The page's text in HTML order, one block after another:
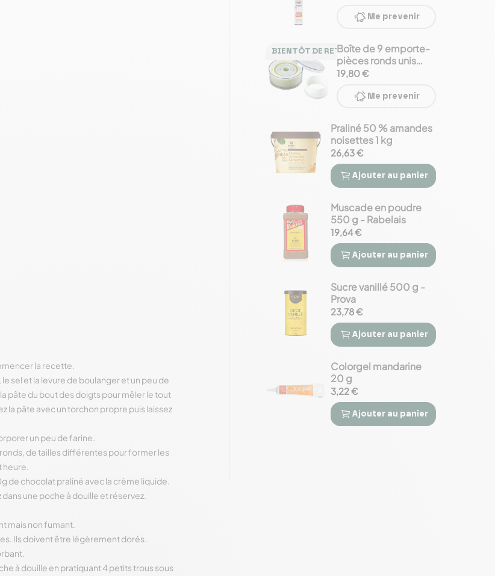
la recette.
sel et la levure de boulanger et un peu de
pâte du bout des doigts pour mêler le tout
la pâte avec un torchon propre puis laissez
un peu de farine.
de tailles différentes pour former les
heure.
de chocolat praliné avec la crème liquide.
une poche à douille et réservez.
mais non fumant.
Ils doivent être légèrement dorés.
à douille en pratiquant 4 petits trous sous
Me prevenir
BIENTÔT DE RETOURBoîte de 9 emporte-
pièces ronds unis
polyglass
19,80 €
Me prevenir
Praliné 50 % amandes
noisettes 1 kg
26,63 €
 
Ajouter au panier
Muscade en poudre
550 g - Rabelais
19,64 €
 
Ajouter au panier
Sucre vanillé 500 g -
Prova
23,78 €
 
Ajouter au panier
Colorgel mandarine
20 g
3,22 €
 
Ajouter au panier